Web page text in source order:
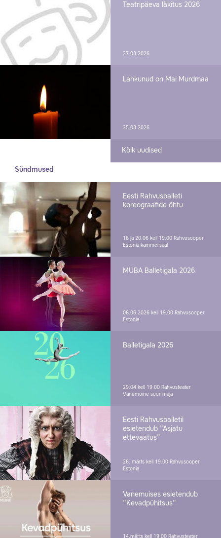
Teatripäeva läkitus 2026
27.03.2026
Lahkunud on Mai Murdmaa
25.03.2026
Kõik uudised
Sündmused
Eesti Rahvusballeti
koreograafide õhtu
18 ja 20.06 kell 19.00 Rahvusooper
Estonia kammersaal
MUBA Balletigala 2026
08.06.2026 kell 19.00 Rahvusooper
Estonia
Balletigala 2026
29.04 kell 19.00 Rahvusteater
Vanemuine suur maja
Eesti Rahvusballetil
esietendub "Asjatu
ettevaatus"
26. märts kell 19.00 Rahvusooper
Estonia
Vanemuises esietendub
"Kevadpühitsus"
14.märts kell 19.00 Rahvusteater